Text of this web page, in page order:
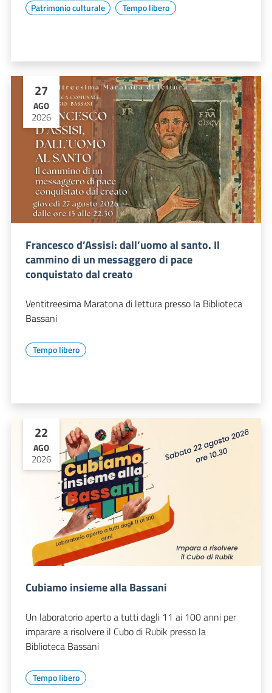
Patrimonio culturale Tempo libero
27
AGO
2026
Francesco d’Assisi: dall’uomo al santo. Il
cammino di un messaggero di pace
conquistato dal creato
Ventitreesima Maratona di lettura presso la Biblioteca
Bassani
Tempo libero
22
AGO
2026
Cubiamo insieme alla Bassani
Un laboratorio aperto a tutti dagli 11 ai 100 anni per
imparare a risolvere il Cubo di Rubik presso la
Biblioteca Bassani
Tempo libero